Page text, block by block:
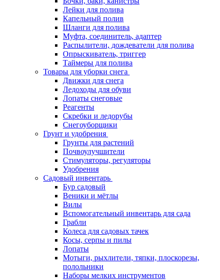
Лейки для полива
Капельный полив
Шланги для полива
Муфта, соединитель, адаптер
Распылители, дождеватели для полива
Опрыскиватель, триггер
Таймеры для полива
Товары для уборки снега
Движки для снега
Ледоходы для обуви
Лопаты снеговые
Реагенты
Скребки и ледорубы
Снегоуборщики
Грунт и удобрения
Грунты для растений
Почвоулучшители
Стимуляторы, регуляторы
Удобрения
Садовый инвентарь
Бур садовый
Веники и мётлы
Вилы
Вспомогательный инвентарь для сада
Грабли
Колеса для садовых тачек
Косы, серпы и пилы
Лопаты
Мотыги, рыхлители, тяпки, плоскорезы,
полольники
Наборы мелких инструментов